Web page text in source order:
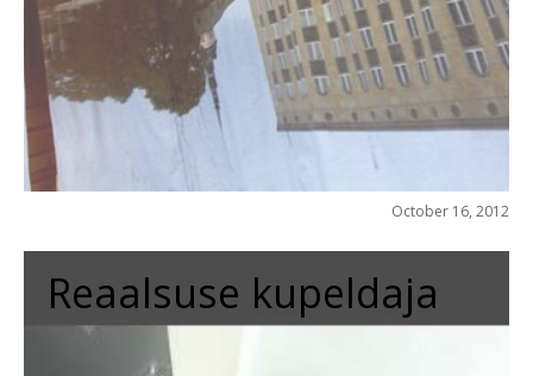
October 16, 2012
Reaalsuse kupeldaja